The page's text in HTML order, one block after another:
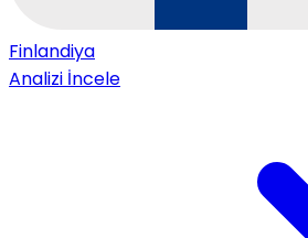
Finlandiya
Analizi İncele